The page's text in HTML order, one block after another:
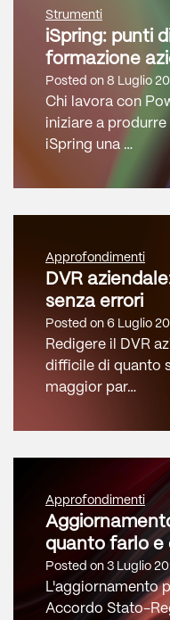
Strumenti
iSpring: punti
formazione
Posted on 8 Luglio
Chi lavora con
iniziare a
iSpring una …
Approfondimenti
DVR
senza errori
Posted on 6 Luglio
Redigere il DVR
difficile di quanto
maggior par…
Approfondimenti
quanto farlo e
Posted on 3 Luglio
L'aggiornamento
Accordo Stato-